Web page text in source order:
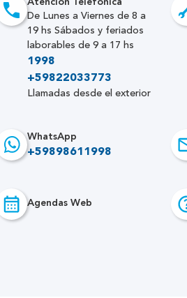
De Lunes a Viernes de 8 a
19 hs Sábados y feriados
laborables de 9 a 17 hs
1998
+59822033773
Llamadas desde el exterior
WhatsApp
+59898611998
Agendas Web